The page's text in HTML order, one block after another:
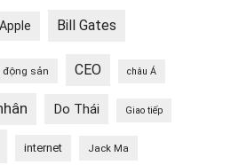
Apple Bill Gates
động sản CEO châu Á
Do Thái Giao tiếp
internet Jack Ma